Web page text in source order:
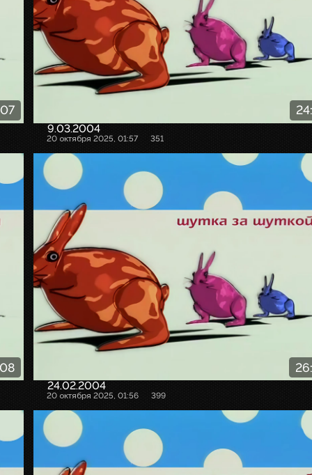
9.03.2004
20 октября 2025, 01:57 351
24.02.2004
20 октября 2025, 01:56 399